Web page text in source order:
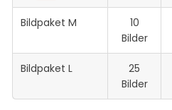
Bildpaket M
10
Bilder
Bildpaket L
25
Bilder